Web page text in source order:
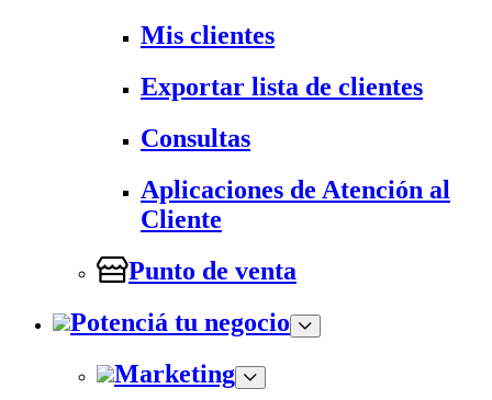
Mis clientes
Exportar lista de clientes
Consultas
Aplicaciones de Atención al
Cliente
Punto de venta
Potenciá tu negocio
Marketing